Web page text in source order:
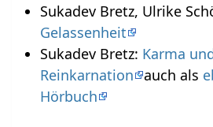
Sukadev Bretz, Ulrike
Gelassenheit
Sukadev Bretz: Karma
Reinkarnation auch als
Hörbuch